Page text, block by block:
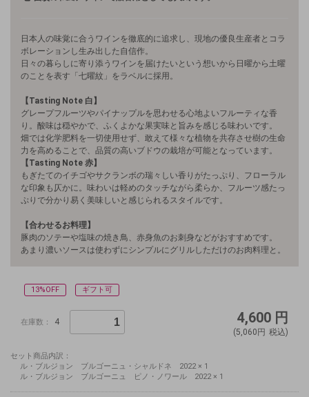
日本人の味覚に合うワインを徹底的に追求し、現地の優良生産者とコラ
ボレーションし生み出した自信作。
日々の暮らしに寄り添うワインを届けたいという想いから日曜から土曜
のことを表す「七曜紋」をラベルに採用。
【Tasting Note 白】
グレープフルーツやパイナップルを思わせる心地よいフルーティな香
り。酸味は穏やかで、ふくよかな果実味と旨みを感じる味わいです。
畑では化学肥料を一切使用せず、敢えて様々な植物を共存させ樹の生命
力を高めることで、品質の高いブドウの栽培が可能となっています。
【Tasting Note 赤】
もぎたてのイチゴやサクランボの瑞々しい香りがたっぷり、フローラル
な印象も仄かに。味わいは軽めのタッチながら柔らか、フルーツ感たっ
ぷりで分かり易く美味しいと感じられるスタイルです。
【合わせるお料理】
豚肉のソテーや塩味の焼き鳥、赤身魚のお刺身などがおすすめです。
あまり濃いソースは使わずにシンプルにグリルしただけのお肉料理と。
13%OFF ギフト可
在庫数： 4 4,600 円
(5,060円 税込)
セット商品内訳：
ル・ブルジョン ブルゴーニュ・シャルドネ 2022 × 1
ル・ブルジョン ブルゴーニュ ピノ・ノワール 2022 × 1